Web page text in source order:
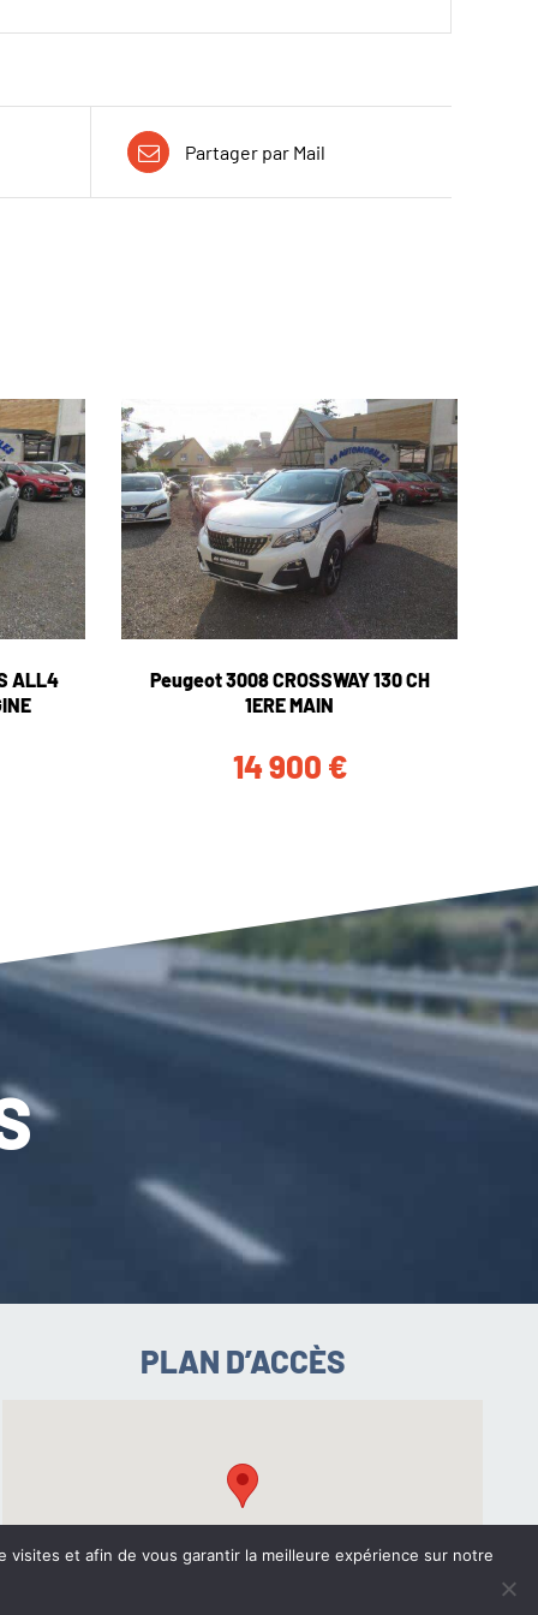
Partager par Mail
ALL4
Peugeot 3008 CROSSWAY 130 CH
1ERE MAIN
14 900 €
PLAN D’ACCÈS
et afin de vous garantir la meilleure expérience sur notre